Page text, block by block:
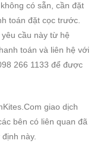
có sẵn, cần đặt
toán đặt cọc trước.
cầu này từ hệ
toán và liên hệ với
266 1133 để được
giao dịch
bên có liên quan đã
này.